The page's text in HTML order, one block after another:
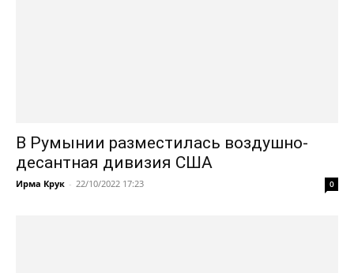
В Румынии разместилась воздушно-
десантная дивизия США
Ирма Крук - 22/10/2022 17:23 0